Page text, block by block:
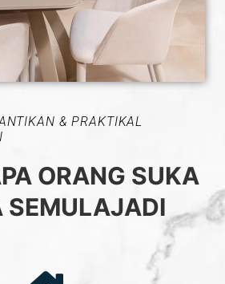
& PRAKTIKAL
ORANG SUKA
SEMULAJADI